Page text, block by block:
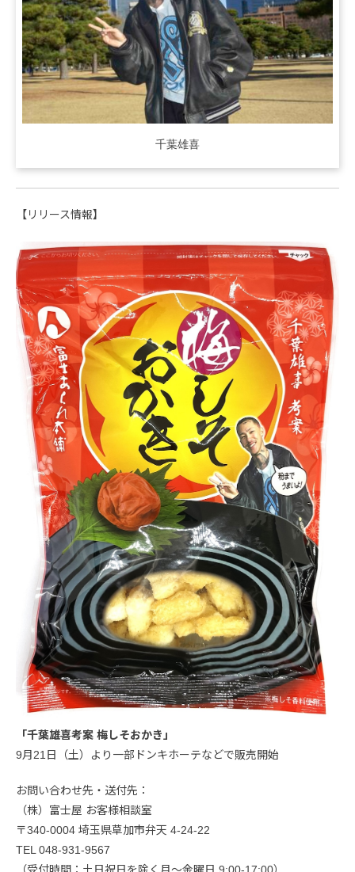
千葉雄喜
【リリース情報】
「千葉雄喜考案 梅しそおかき」
9月21日（土）より一部ドンキホーテなどで販売開始
お問い合わせ先・送付先：
（株）富士屋 お客様相談室
〒340-0004 埼玉県草加市弁天 4-24-22
TEL 048-931-9567